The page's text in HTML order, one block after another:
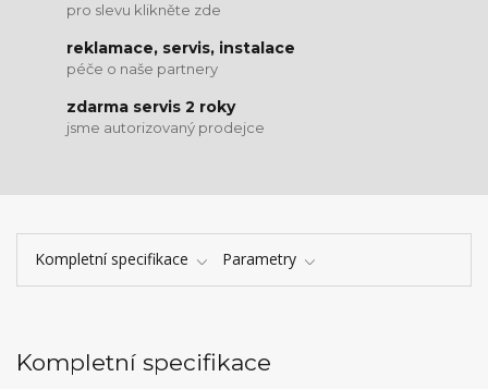
pro slevu klikněte zde
reklamace, servis, instalace
péče o naše partnery
zdarma servis 2 roky
jsme autorizovaný prodejce
Kompletní specifikace Parametry
Kompletní specifikace